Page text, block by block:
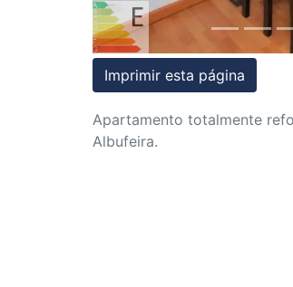
Imprimir esta página
Apartamento totalmente
Albufeira.